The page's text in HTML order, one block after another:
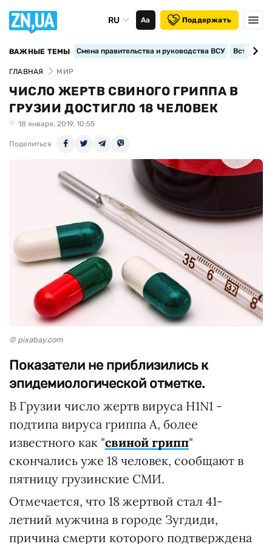
RU Аа Поддержать
ВАЖНЫЕ ТЕМЫ Смена правительства и руководства ВСУ
ГЛАВНАЯ МИР
ЧИСЛО ЖЕРТВ СВИНОГО ГРИППА В
ГРУЗИИ ДОСТИГЛО 18 ЧЕЛОВЕК
18 января, 2019, 10:55
Поделиться
© pixabay.com
Показатели не приблизились к
эпидемиологической отметке.
В Грузии число жертв вируса H1N1 -
подтипа вируса гриппа А, более
известного как "свиной грипп"
скончались уже 18 человек, сообщают в
пятницу грузинские СМИ.
Отмечается, что 18 жертвой стал 41-
летний мужчина в городе Зугдиди,
причина смерти которого подтверждена